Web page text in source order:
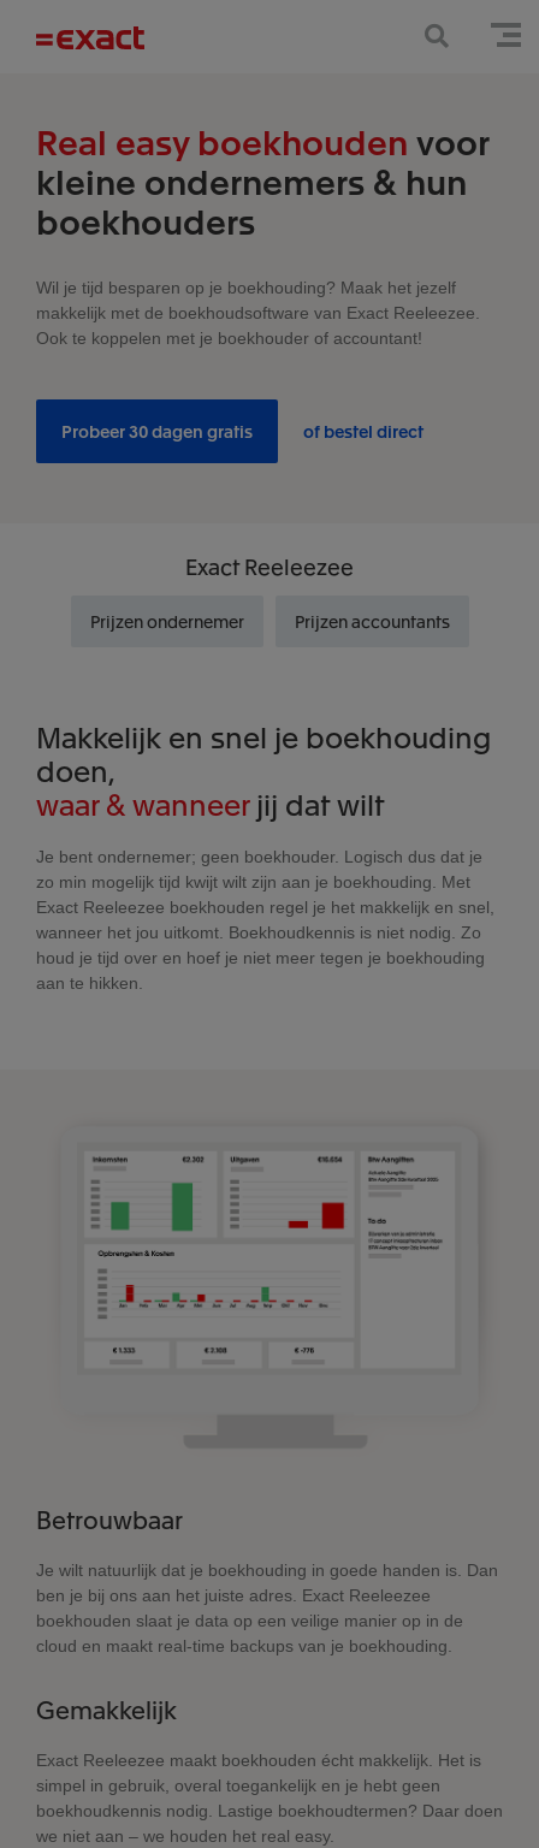
Real easy boekhouden voor
kleine ondernemers & hun
boekhouders
Wil je tijd besparen op je boekhouding? Maak het jezelf
makkelijk met de boekhoudsoftware van Exact Reeleezee.
Ook te koppelen met je boekhouder of accountant!
Probeer 30 dagen gratis of bestel direct
ExactReeleezee
Prijzen ondernemer Prijzen accountants
Makkelijk en snel je boekhouding
doen,
waar & wanneerjij dat wilt
Je bent ondernemer; geen boekhouder. Logisch dus dat je
zo min mogelijk tijd kwijt wilt zijn aan je boekhouding. Met
Exact Reeleezee boekhouden regel je het makkelijk en snel,
wanneer het jou uitkomt. Boekhoudkennis is niet nodig. Zo
houd je tijd over en hoef je niet meer tegen je boekhouding
aan te hikken.
Betrouwbaar
Je wilt natuurlijk dat je boekhouding in goede handen is. Dan
ben je bij ons aan het juiste adres. Exact Reeleezee
boekhouden slaat je data op een veilige manier op in de
cloud en maakt real-time backups van je boekhouding.
Gemakkelijk
Exact Reeleezee maakt boekhouden écht makkelijk. Het is
simpel in gebruik, overal toegankelijk en je hebt geen
boekhoudkennis nodig. Lastige boekhoudtermen? Daar doen
we niet aan – we houden het real easy.